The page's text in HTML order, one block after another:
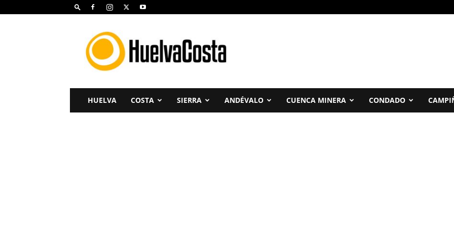
Huelva
Costa
HUELVA COSTA SIERRA ANDÉVALO CUENCA MINERA CONDADO